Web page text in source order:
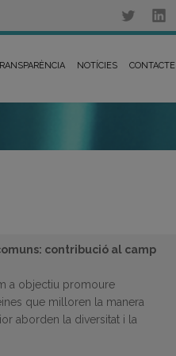
NOTÍCIES CONTACTE
contribució al camp
a objectiu promoure
que milloren la manera
aborden la diversitat i la